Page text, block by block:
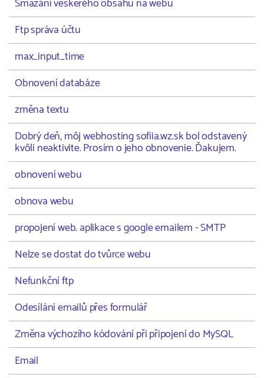
Smazání veškerého obsahu na webu
Ftp správa účtu
max_input_time
Obnovení databáze
změna textu
Dobrý deň, môj webhosting sofiia.wz.sk bol odstavený
kvôli neaktivite. Prosím o jeho obnovenie. Ďakujem.
obnovení webu
obnova webu
propojení web. aplikace s google emailem - SMTP
Nelze se dostat do tvůrce webu
Nefunkční ftp
Odesílání emailů přes formulář
Změna výchozího kódování při připojení do MySQL
Email